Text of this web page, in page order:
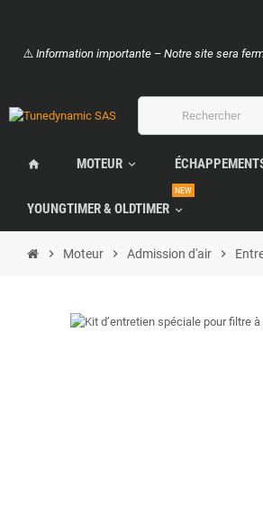
⚠️ Information importante – Notre site sera
home MOTEUR expand_more
YOUNGTIMER & OLDTIMER expand_more
NEW
chevron_right Moteur chevron_right Admission d'air chevron_right